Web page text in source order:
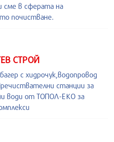
сме в сферата на
почистване.
СТРОЙ
с хидрочук,водопровод
станции за
води от ТОПОЛ-ЕКО за